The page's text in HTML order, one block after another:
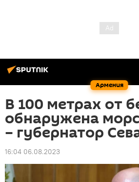
Армения
В 100 метрах от
обнаружена
– губернатор
16:04 06.08.2023